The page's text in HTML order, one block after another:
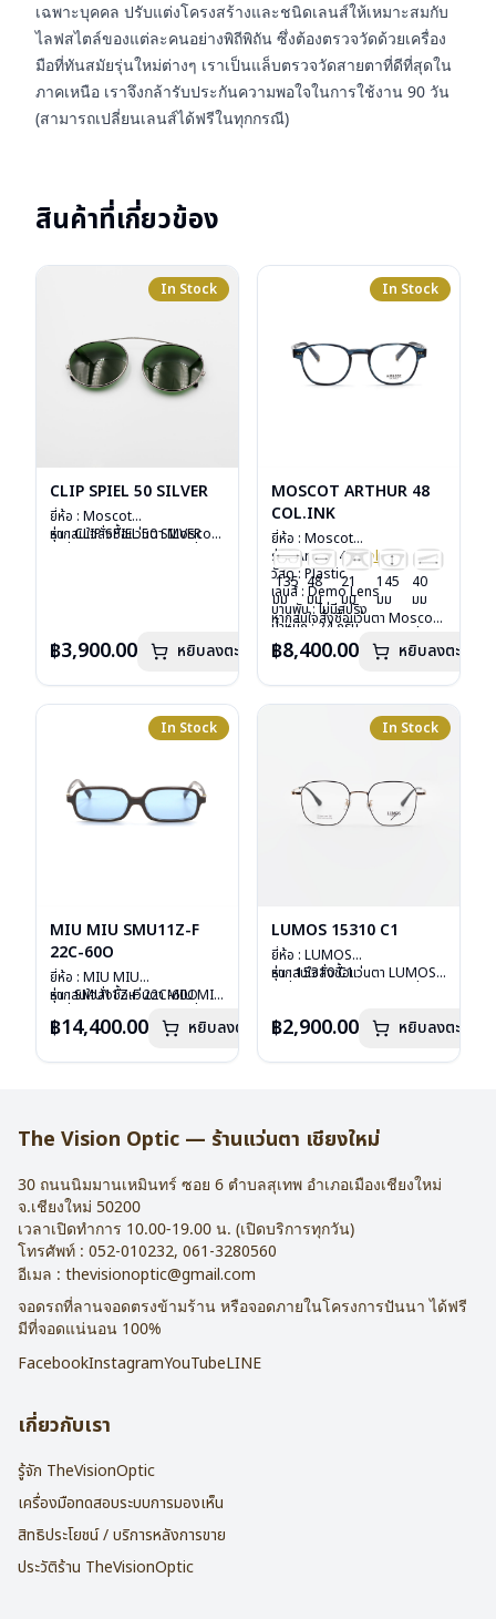
เฉพาะบุคคล ปรับแต่งโครงสร้างและชนิดเลนส์ให้เหมาะสมกับ
ไลฟสไตล์ของแต่ละคนอย่างพิถีพิถัน ซึ่งต้องตรวจวัดด้วยเครื่อง
มือที่ทันสมัยรุ่นใหม่ต่างๆ เราเป็นแล็บตรวจวัดสายตาที่ดีที่สุดใน
ภาคเหนือ เราจึงกล้ารับประกันความพอใจในการใช้งาน 90 วัน
(สามารถเปลี่ยนเลนส์ได้ฟรีในทุกกรณี)
สินค้าที่เกี่ยวข้อง
In Stock
CLIP SPIEL 50 SILVER
ยี่ห้อ : Moscot
รุ่น : CLIP SPIEL 50 SILVER
การรับประกัน : 1 ปี
หากสนใจสั่งชื้อแว่นตา Moscot
฿3,900.00 หยิบลงตะกร้า
In Stock
MOSCOT ARTHUR 48
COL.INK
ยี่ห้อ : Moscot
รุ่น : Arthur 48Col.ink
วัสดุ : Plastic
เลนส์ : Demo Lens
บานพับ : ไม่มีสปริง
น้ำหนัก : 24 กรัม
อุปกรณ์ : กล่องแว่น, กล่อง
กระดาษ, ผ้าเช็ดแว่น
การรับประกัน : 1 ปี
135
มม
48
มม
21
มม
145
มม
40
มม
หากสนใจสั่งชื้อแว่นตา Moscot
ลงไว้กรุณาติดต่อเราคลิก
฿8,400.00 หยิบลงตะกร้า
In Stock
MIU MIU SMU11Z-F
22C-60O
ยี่ห้อ : MIU MIU
รุ่น : SMU11Z-F 22C-60O
เลนส์ : กันแดดสีฟ้า
น้ำหนัก : 24 กรัม
หากสนใจสั่งชื้อแว่นตา MIU MIU
ลงไว้กรุณาติดต่อเรา
คลิก
฿14,400.00 หยิบลงตะกร้า
In Stock
LUMOS 15310 C1
ยี่ห้อ : LUMOS
รุ่น : 15310 C1
บานพับ : ไม่มีสปริง
อุปกรณ์ : กล่องแว่น , ผ้าเช็ดแว่น
หากสนใจสั่งชื้อแว่นตา LUMOS
฿2,900.00 หยิบลงตะกร้า
The Vision Optic — ร้านแว่นตา เชียงใหม่
30 ถนนนิมมานเหมินทร์ ซอย 6 ตำบลสุเทพ อำเภอเมืองเชียงใหม่
จ.เชียงใหม่ 50200
เวลาเปิดทำการ 10.00-19.00 น. (เปิดบริการทุกวัน)
โทรศัพท์ : 052-010232, 061-3280560
อีเมล : thevisionoptic@gmail.com
จอดรถที่ลานจอดตรงข้ามร้าน หรือจอดภายในโครงการปันนา ได้ฟรี
มีที่จอดแน่นอน 100%
FacebookInstagramYouTubeLINE
เกี่ยวกับเรา
รู้จัก TheVisionOptic
เครื่องมือทดสอบระบบการมองเห็น
สิทธิประโยชน์ / บริการหลังการขาย
ประวัติร้าน TheVisionOptic